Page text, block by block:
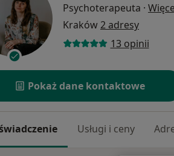
Psychoterapeuta ·
Kraków2 adresy
13 opinii
Pokaż dane kontaktowe
Usługi i ceny